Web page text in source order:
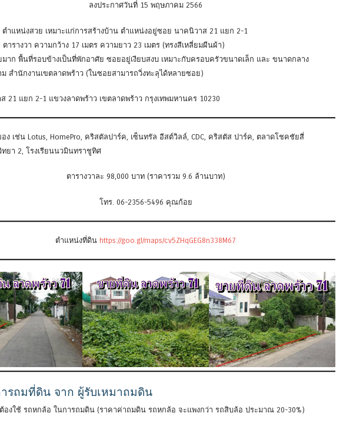
ลงประกาศวันที่ 15 พฤษภาคม 2566
ตำแหน่งสวย เหมาะแก่การสร้างบ้าน ตำแหน่งอยู่ซอย นาคนิวาส 21 แยก 2-1
ารางวา ความกว้าง 17 เมตร ความยาว 23 เมตร (ทรงสีเหลี่ยมผืนผ้า)
มาก พื้นที่รอบข้างเป็นที่พักอาศัย ซอยอยู่เงียบสงบ เหมาะกับครอบครัวขนาดเล็ก และ ขนาดกลาง
สำนักงานเขตลาดพร้าว (ในซอยสามารถวิ่งทะลุได้หลายซอย)
21 แยก 2-1 แขวงลาดพร้าว เขตลาดพร้าว กรุงเทพมหานคร 10230
ง เช่น Lotus, HomePro, คริสตัลปาร์ค, เซ็นทรัล อีสต์วิลล์, CDC, คริสตัส ปาร์ค, ตลาดโชคชัยสี่
ทยา 2, โรงเรียนนวมินทราชูทิศ
ตารางวาละ 98,000 บาท (ราคารวม 9.6 ล้านบาท)
โทร. 06-2356-5496 คุณก้อย
ตำแหน่งที่ดิน https://goo.gl/maps/cv5ZHqGEG8n338M67
รถมที่ดิน จาก ผู้รับเหมาถมดิน
องใช้ รถหกล้อ ในการถมดิน (ราคาค่าถมดิน รถหกล้อ จะแพงกว่า รถสิบล้อ ประมาณ 20-30%)